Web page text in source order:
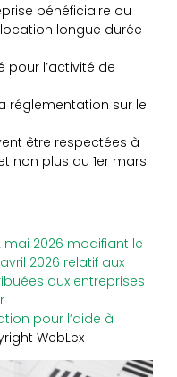
bénéficiaire ou
longue durée
pour l’activité de
réglementation sur le
être respectées à
non plus au 1er mars
mai 2026 modifiant le
2026 relatif aux
aux entreprises
pour l’aide à
WebLex